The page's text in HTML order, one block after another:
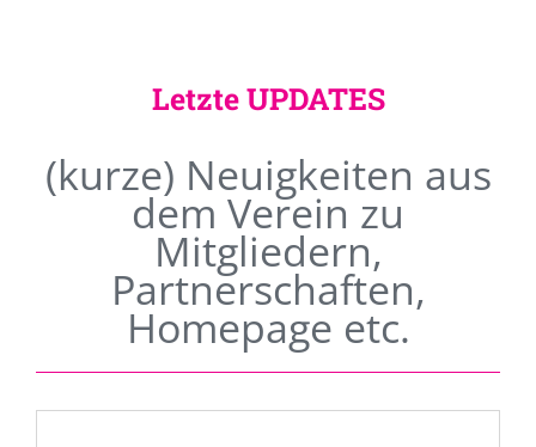
Letzte UPDATES
(kurze) Neuigkeiten aus
dem Verein zu
Mitgliedern,
Partnerschaften,
Homepage etc.